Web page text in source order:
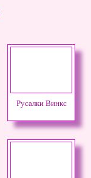
Русалки Винкс